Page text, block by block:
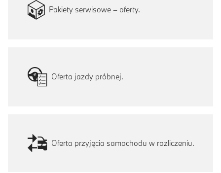
Pakiety serwisowe – oferty.
Oferta jazdy próbnej.
Oferta przyjęcia samochodu w rozliczeniu.